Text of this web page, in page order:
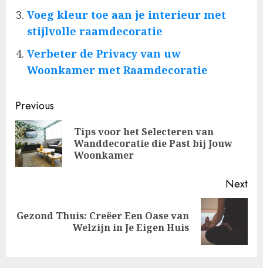
Voeg kleur toe aan je interieur met
stijlvolle raamdecoratie
Verbeter de Privacy van uw
Woonkamer met Raamdecoratie
Post
navigation
Previous
Tips voor het Selecteren van
Wanddecoratie die Past bij Jouw
Woonkamer
Next
Next
Gezond Thuis: Creëer Een Oase van
Welzijn in Je Eigen Huis